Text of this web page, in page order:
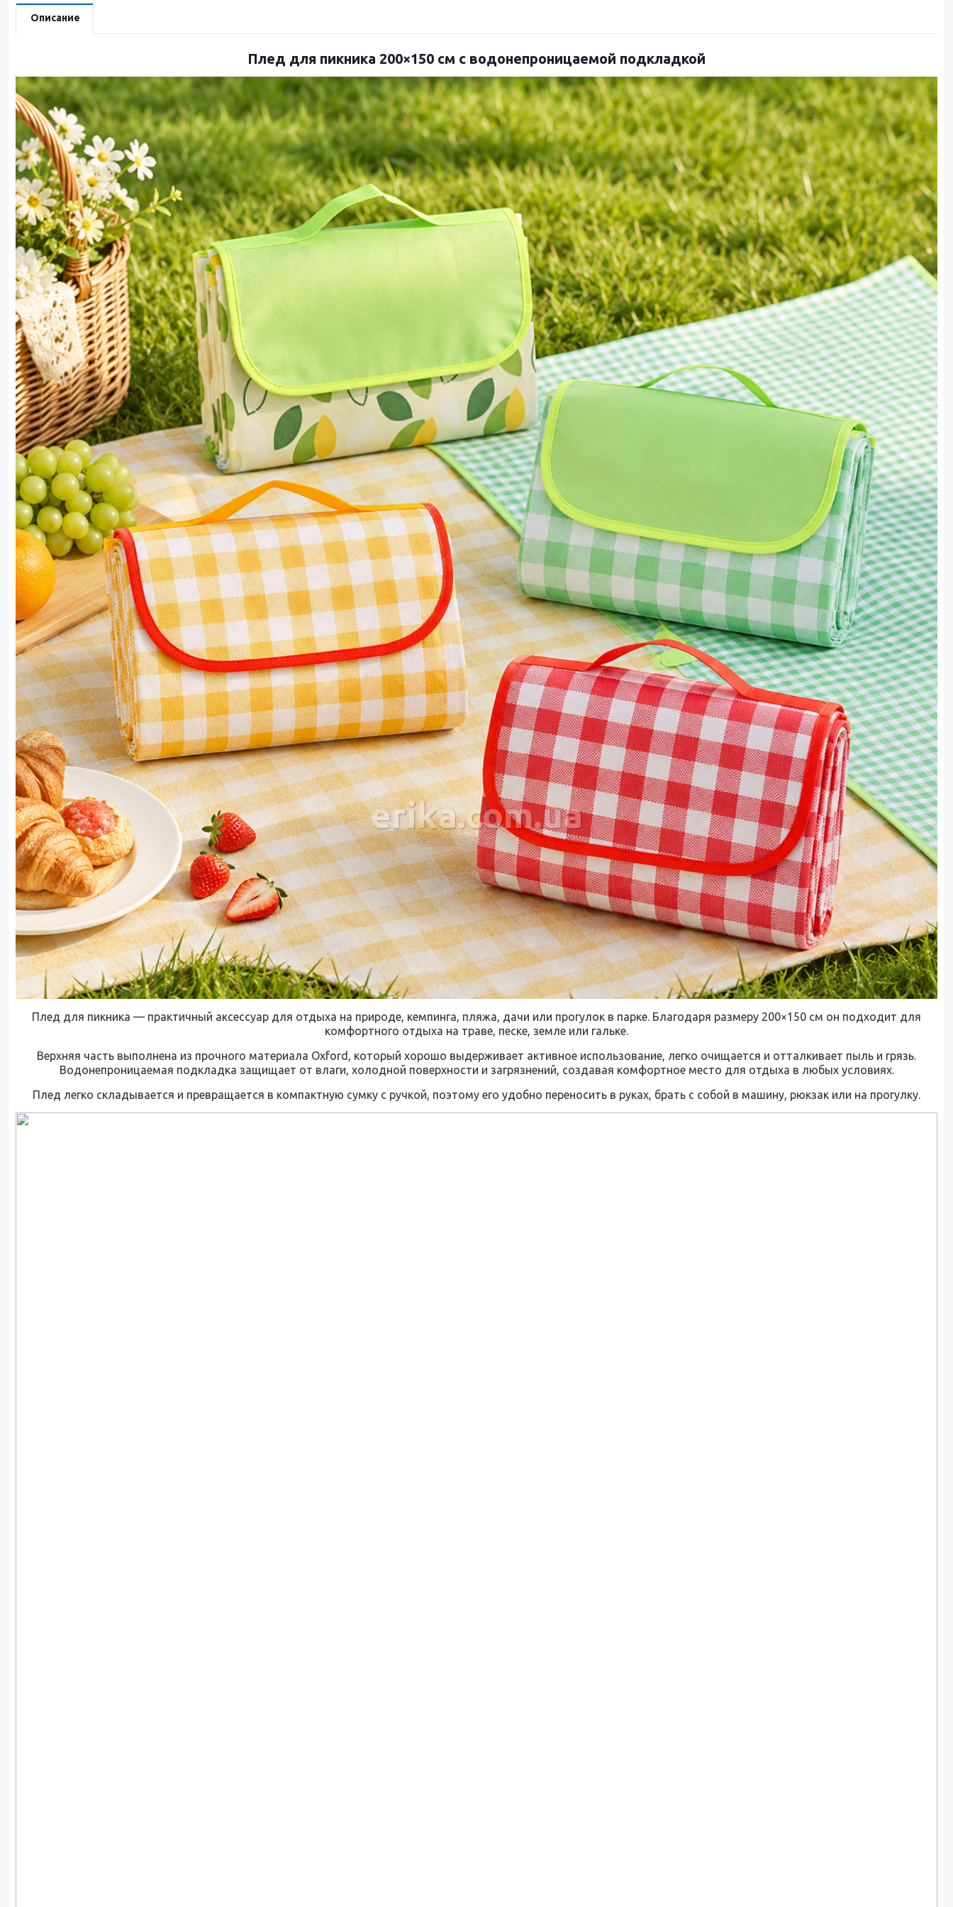
Описание
Плед для пикника 200×150 см с водонепроницаемой подкладкой
erika.com.ua
Плед для пикника — практичный аксессуар для отдыха на природе, кемпинга, пляжа, дачи или прогулок в парке. Благодаря размеру 200×150 см он подходит для
комфортного отдыха на траве, песке, земле или гальке.
Верхняя часть выполнена из прочного материала Oxford, который хорошо выдерживает активное использование, легко очищается и отталкивает пыль и грязь.
Водонепроницаемая подкладка защищает от влаги, холодной поверхности и загрязнений, создавая комфортное место для отдыха в любых условиях.
Плед легко складывается и превращается в компактную сумку с ручкой, поэтому его удобно переносить в руках, брать с собой в машину, рюкзак или на прогулку.